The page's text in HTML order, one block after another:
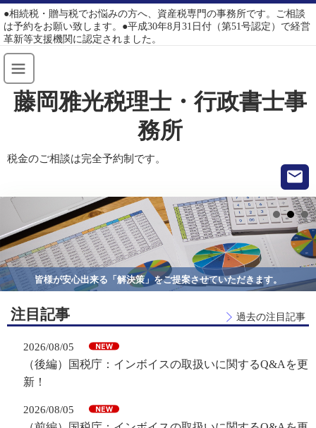
●相続税・贈与税でお悩みの方へ、資産税専門の事務所です。ご相談
は予約をお願い致します。●平成30年8月31日付（第51号認定）で経営
革新等支援機関に認定されました。
藤岡雅光税理士・行政書士事
務所
税金のご相談は完全予約制です。
皆様が安心出来る「解決策」をご提案させていただきます。
注目記事 過去の注目記事
2026/08/05
（後編）国税庁：インボイスの取扱いに関するQ&Aを更
新！
2026/08/05